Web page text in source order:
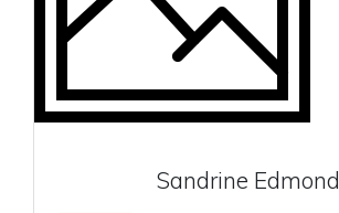
Sandrine Edmond